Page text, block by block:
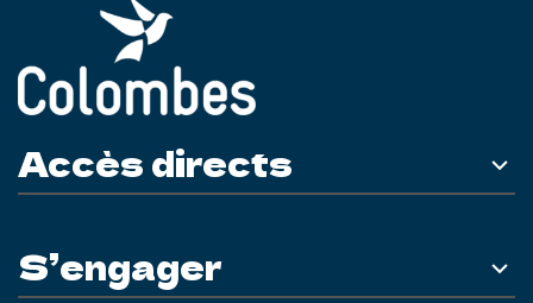
Accès directs
S’engager